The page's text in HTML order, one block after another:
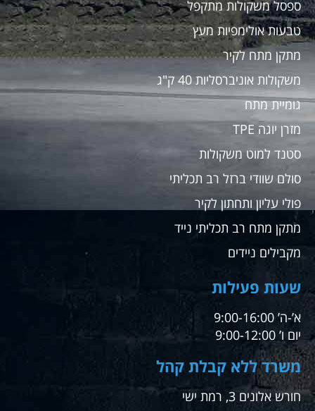
ספסל משקולות מתקפל
טבעות אולימפיות מעץ
מתקן מתח לקיר
משקולות אוניברסליות 40 ק"ג
גומיית מתח
מזרן יוגה TPE
סטנד למוט משקולות
סולם שוודי ברזל רב תכליתי
פולי עליון ותחתון לקיר
מתקן מתח רב תכליתי נייד
מקבילים ניידים
שעות פעילות
א’-ה’ 9:00-16:00
יום ו’ 9:00-12:00
משרד ללא קבלת קהל
חורש אלונים 3, רמת ישי